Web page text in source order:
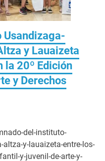
y Lauaizeta
20º Edición
y Derechos
del-instituto-
y-lauaizeta-entre-los-
y-juvenil-de-arte-y-